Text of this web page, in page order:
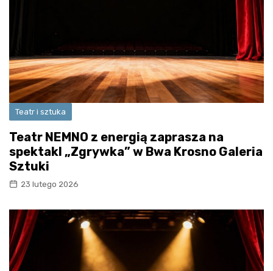
Teatr i sztuka
Teatr NEMNO z energią zaprasza na
spektakl „Zgrywka” w Bwa Krosno Galeria
Sztuki
23 lutego 2026